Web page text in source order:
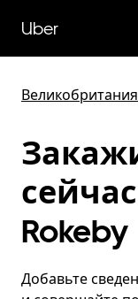
перейти
к
содержимому
Uber
Великобритания
Rokeby
Добавьте